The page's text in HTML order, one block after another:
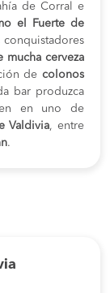
de Corral e
el Fuerte de
mucha cerveza
decolonos
bar produzca
en uno de
Valdivia, entre
.